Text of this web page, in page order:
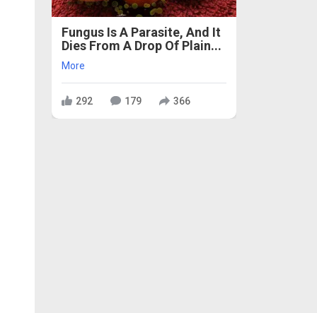
Fungus Is A Parasite, And It
Dies From A Drop Of Plain...
More
292 179 366